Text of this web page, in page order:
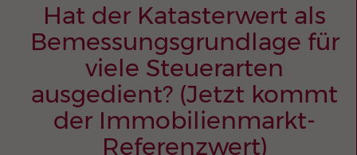
Hat der Katasterwert als
Bemessungsgrundlage für
viele Steuerarten
ausgedient? (Jetzt kommt
der Immobilienmarkt-
Referenzwert)